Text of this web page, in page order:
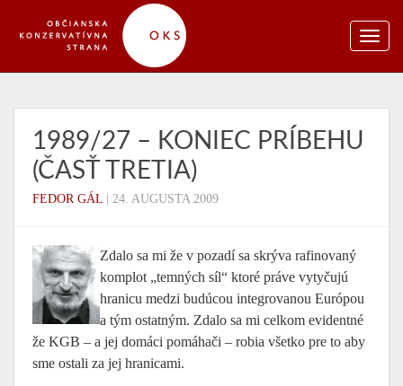
1989/27 – KONIEC PRÍBEHU
(ČASŤ TRETIA)
FEDOR GÁL 24. AUGUSTA 2009
Zdalo sa mi že v pozadí sa skrýva rafinovaný
komplot „temných síl“ ktoré práve vytyčujú
hranicu medzi budúcou integrovanou Európou
a tým ostatným. Zdalo sa mi celkom evidentné
že KGB – a jej domáci pomáhači – robia všetko pre to aby
sme ostali za jej hranicami.